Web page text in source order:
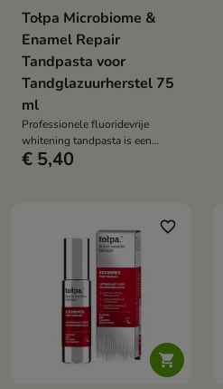
Tołpa Microbiome &
Enamel Repair
Tandpasta voor
Tandglazuurherstel 75
ml
Professionele fluoridevrije
whitening tandpasta is een
geavanceerd product voor
uitgebreide bescherming en
zorgt voor een gezonde,
stralende glimlach.
€ 5,40

favorite_border